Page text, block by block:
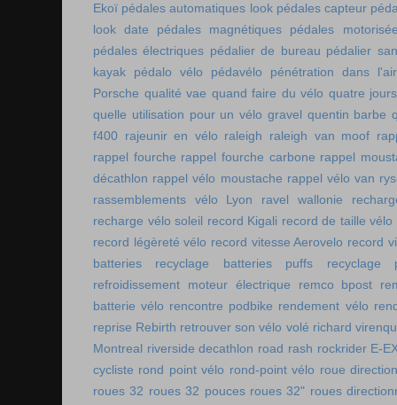
Ekoï pédales automatiques look pédales capteur
look date
pédales magnétiques
pédales
pédales électriques pédalier de bureau pédalier
kayak
pédalo vélo pédavélo
pénétration dans l'air
Porsche qualité vae quand faire du vélo quatre
quelle utilisation pour un vélo gravel quentin barbe
f400 rajeunir en vélo raleigh raleigh van moof
rappel fourche rappel fourche carbone rappel
décathlon rappel vélo moustache rappel vélo van
rassemblements vélo Lyon
ravel wallonie
recharge vélo soleil record Kigali record de taille vélo
record légèreté vélo record vitesse Aerovelo record
batteries
recyclage batteries puffs
recyclage
refroidissement moteur électrique
remco bpost
batterie vélo rencontre podbike rendement vélo
reprise Rebirth retrouver son vélo volé richard
Montreal riverside decathlon road rash rockrider E-
cycliste rond point vélo rond-point vélo roue
roues 32 roues 32 pouces roues 32" roues